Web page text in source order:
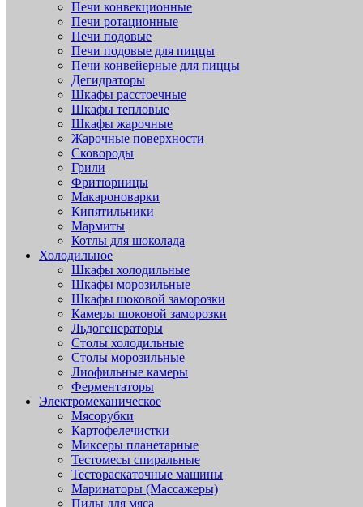
Печи конвекционные
Печи ротационные
Печи подовые
Печи подовые для пиццы
Печи конвейерные для пиццы
Дегидраторы
Шкафы расстоечные
Шкафы тепловые
Шкафы жарочные
Жарочные поверхности
Сковороды
Грили
Фритюрницы
Макароноварки
Кипятильники
Мармиты
Котлы для шоколада
Холодильное
Шкафы холодильные
Шкафы морозильные
Шкафы шоковой заморозки
Камеры шоковой заморозки
Льдогенераторы
Столы холодильные
Столы морозильные
Лиофильные камеры
Ферментаторы
Электромеханическое
Мясорубки
Картофелечистки
Миксеры планетарные
Тестомесы спиральные
Тестораскаточные машины
Маринаторы (Массажеры)
Пилы для мяса